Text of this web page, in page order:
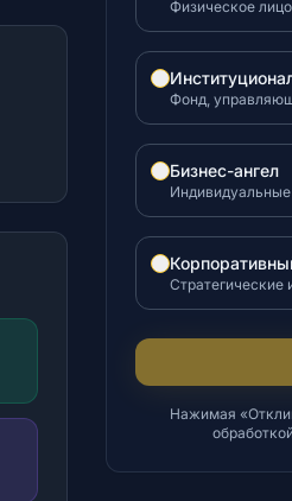
Физическое лицо
Фонд,
Бизнес-ангел
Стратегические
Нажимая